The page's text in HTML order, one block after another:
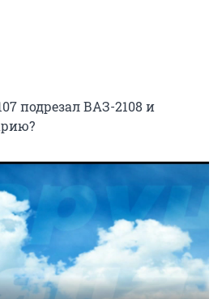
подрезал ВАЗ-2108 и